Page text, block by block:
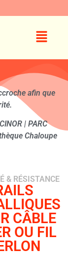
afin que
| PARC
Chaloupe
& RÉSISTANCE
CÂBLE
OU FIL